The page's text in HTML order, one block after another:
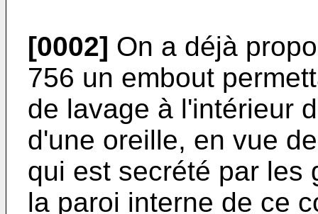
[0002] On a déjà
756 un embout
de lavage à l'intérieur
d'une oreille, en vue
qui est secrété par les
la paroi interne de ce